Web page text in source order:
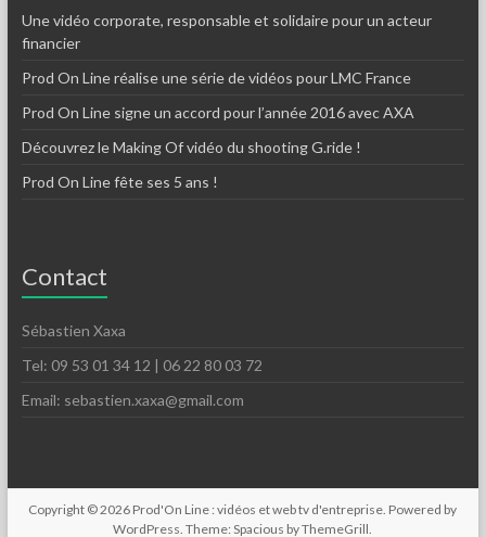
Une vidéo corporate, responsable et solidaire pour un acteur
financier
Prod On Line réalise une série de vidéos pour LMC France
Prod On Line signe un accord pour l’année 2016 avec AXA
Découvrez le Making Of vidéo du shooting G.ride !
Prod On Line fête ses 5 ans !
Contact
Sébastien Xaxa
Tel: 09 53 01 34 12 | 06 22 80 03 72
Email: sebastien.xaxa@gmail.com
Copyright © 2026 Prod'On Line : vidéos et web tv d'entreprise. Powered by
WordPress. Theme: Spacious byThemeGrill.